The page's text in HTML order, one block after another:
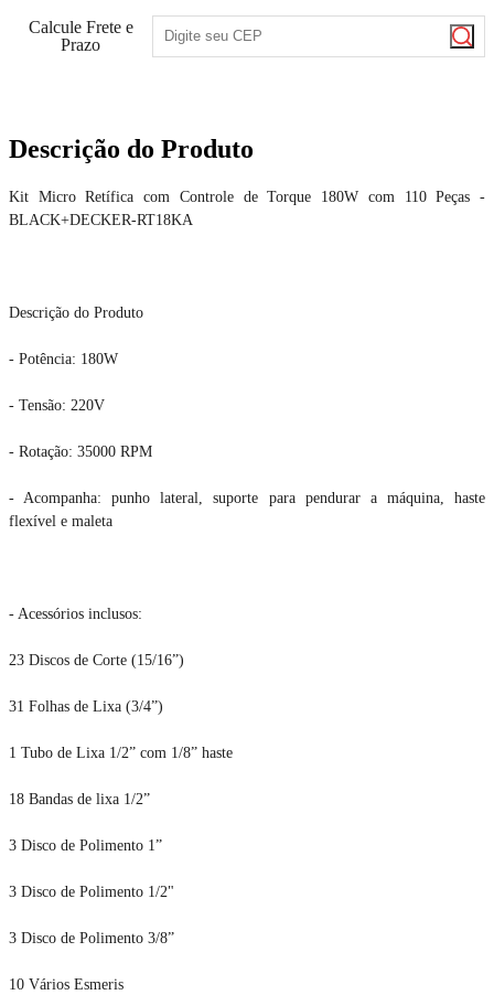
Calcule Frete e
Prazo
Descrição do Produto
Kit Micro Retífica com Controle de Torque 180W com 110 Peças -
BLACK+DECKER-RT18KA
Descrição do Produto
- Potência: 180W
- Tensão: 220V
- Rotação: 35000 RPM
- Acompanha: punho lateral, suporte para pendurar a máquina, haste
flexível e maleta
- Acessórios inclusos:
23 Discos de Corte (15/16”)
31 Folhas de Lixa (3/4”)
1 Tubo de Lixa 1/2” com 1/8” haste
18 Bandas de lixa 1/2”
3 Disco de Polimento 1”
3 Disco de Polimento 1/2"
3 Disco de Polimento 3/8”
10 Vários Esmeris